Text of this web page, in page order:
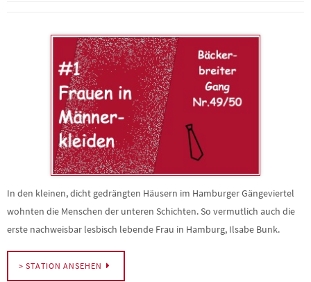
In den kleinen, dicht gedrängten Häusern im Hamburger Gängeviertel
wohnten die Menschen der unteren Schichten. So vermutlich auch die
erste nachweisbar lesbisch lebende Frau in Hamburg, Ilsabe Bunk.
> STATION ANSEHEN